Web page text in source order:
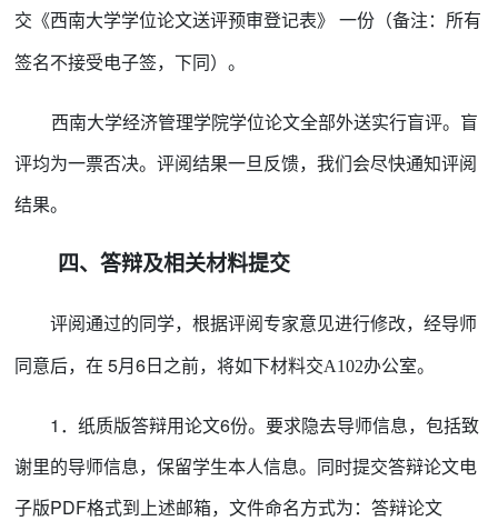
交《西南大学学位论文送评预审登记表》 一份（备注：所有
签名不接受电子签，下同）。
西南大学经济管理学院学位论文全部外送实行盲评。盲
评均为一票否决。评阅结果一旦反馈，我们会尽快通知评阅
结果。
四、答辩及相关材料提交
评阅通过的同学，根据评阅专家意见进行修改，经导师
同意后，在 5月6 日之前，将如下材料交A102办公室。
1．纸质版答辩用论文6份。要求隐去导师信息，包括致
谢里的导师信息，保留学生本人信息。同时提交答辩论文电
子版PDF格式到上述邮箱，文件命名方式为：答辩论文